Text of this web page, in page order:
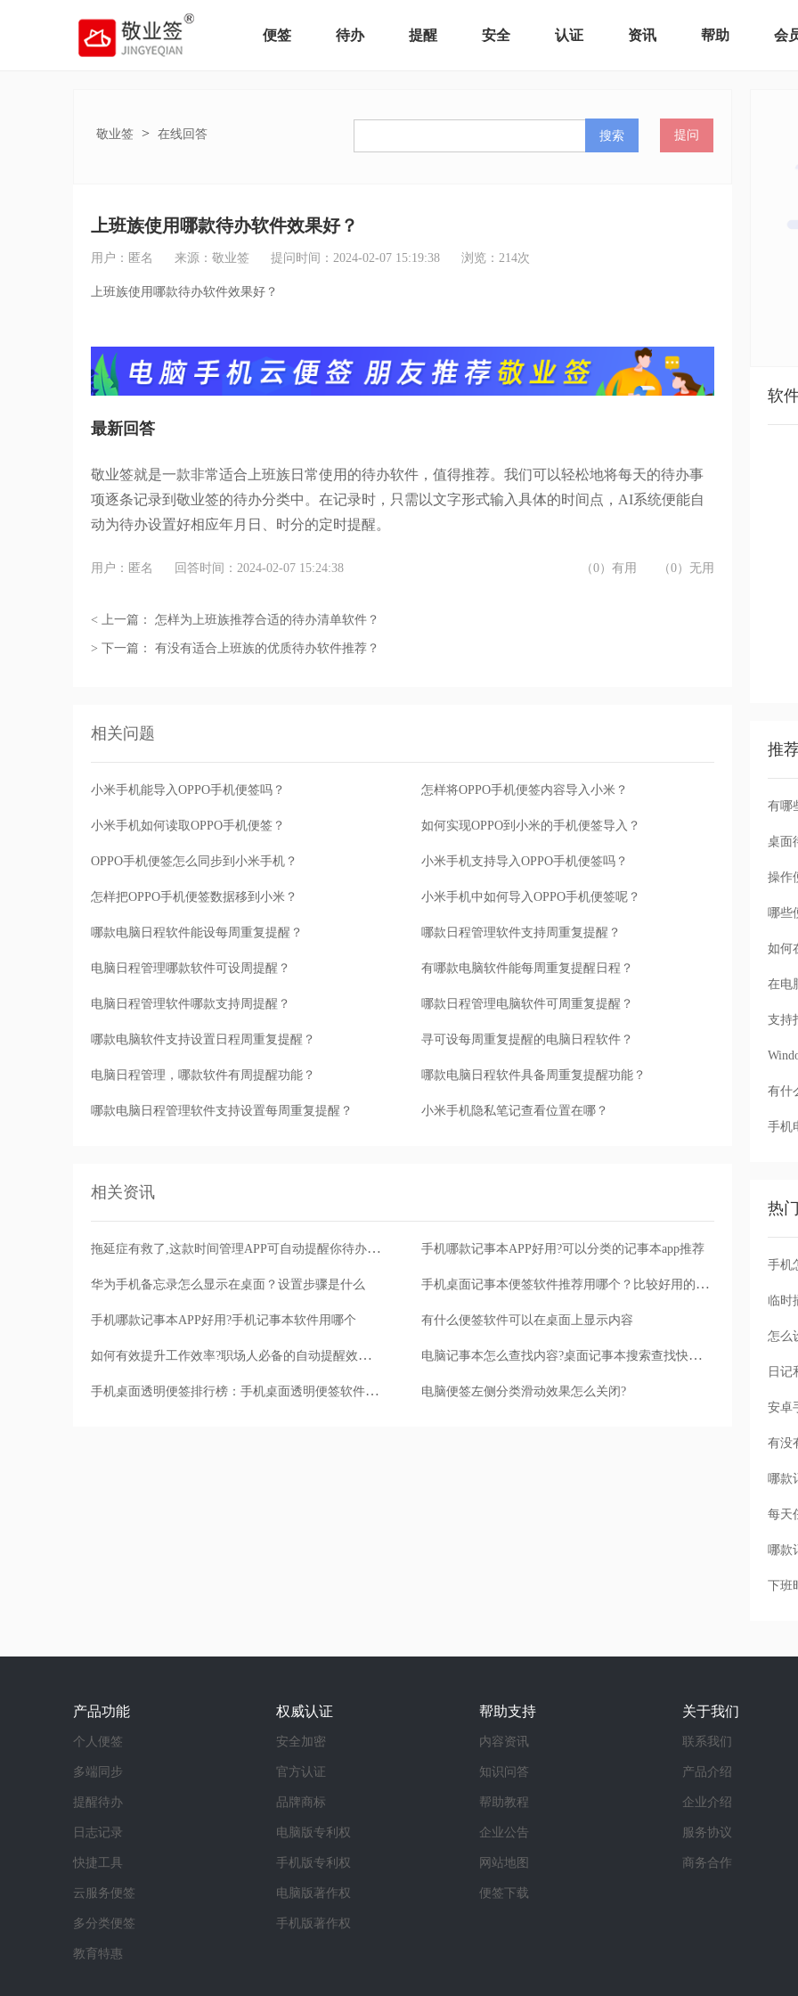
便签 待办 提醒 安全 认证 资讯 帮助 会
敬业签 > 在线回答 搜索 提问
上班族使用哪款待办软件效果好？
用户：匿名 来源：敬业签 提问时间：2024-02-07 15:19:38 浏览： 214次
上班族使用哪款待办软件效果好？
最新回答
敬业签就是一款非常适合上班族日常使用的待办软件，值得推荐。我们可以轻松地将每天的待办事
项逐条记录到敬业签的待办分类中。在记录时，只需以文字形式输入具体的时间点， AI系统便能自
动为待办设置好相应年月日、时分的定时提醒。
用户：匿名 回答时间：2024-02-07 15:24:38 （0）有用 （0）无用
< 上一篇： 怎样为上班族推荐合适的待办清单软件？
> 下一篇： 有没有适合上班族的优质待办软件推荐？
相关问题
小米手机能导入OPPO手机便签吗？ 怎样将OPPO手机便签内容导入小米？
小米手机如何读取OPPO手机便签？ 如何实现OPPO到小米的手机便签导入？
OPPO手机便签怎么同步到小米手机？ 小米手机支持导入OPPO手机便签吗？
怎样把OPPO手机便签数据移到小米？ 小米手机中如何导入OPPO手机便签呢？
哪款电脑日程软件能设每周重复提醒？ 哪款日程管理软件支持周重复提醒？
电脑日程管理哪款软件可设周提醒？ 有哪款电脑软件能每周重复提醒日程？
电脑日程管理软件哪款支持周提醒？ 哪款日程管理电脑软件可周重复提醒？
哪款电脑软件支持设置日程周重复提醒？ 寻可设每周重复提醒的电脑日程软件？
电脑日程管理，哪款软件有周提醒功能？ 哪款电脑日程软件具备周重复提醒功能？
哪款电脑日程管理软件支持设置每周重复提醒？ 小米手机隐私笔记查看位置在哪？
相关资讯
拖延症有救了,这款时间管理APP可自动提醒你待办任务 手机哪款记事本APP好用?可以分类的记事本app推荐
华为手机备忘录怎么显示在桌面？设置步骤是什么 手机桌面记事本便签软件推荐用哪个？比较好用的手机记事软件
手机哪款记事本APP好用?手机记事本软件用哪个 有什么便签软件可以在桌面上显示内容
如何有效提升工作效率?职场人必备的自动提醒效率软件 电脑记事本怎么查找内容?桌面记事本搜索查找快捷键功能介绍
手机桌面透明便签排行榜：手机桌面透明便签软件有哪些 电脑便签左侧分类滑动效果怎么关闭?
软
推
有哪
桌面
操作
哪些
如何
在电
支持
有什
手机
热
手机
怎么
每天
下班
产品功能
个人便签
多端同步
提醒待办
日志记录
快捷工具
云服务便签
多分类便签
教育特惠
权威认证
安全加密
官方认证
品牌商标
电脑版专利权
手机版专利权
电脑版著作权
手机版著作权
帮助支持
内容资讯
知识问答
帮助教程
企业公告
网站地图
便签下载
关于我们
联系我们
产品介绍
企业介绍
服务协议
商务合作